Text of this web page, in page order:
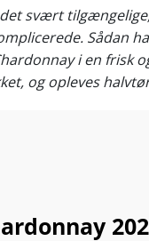
svært
Sådan
i en
og opleves